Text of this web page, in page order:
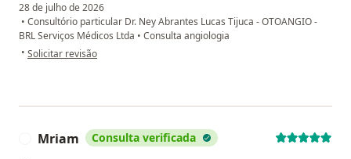
28 de julho de 2026
• Consultório particular Dr. Ney Abrantes Lucas Tijuca - OTOANGIO -
BRL Serviços Médicos Ltda • Consulta angiologia
• na opinião do utilizador M.A
Solicitar revisão
Mriam Consulta verificada